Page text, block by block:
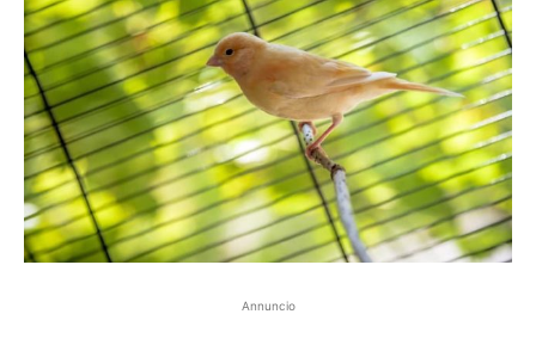
Annuncio